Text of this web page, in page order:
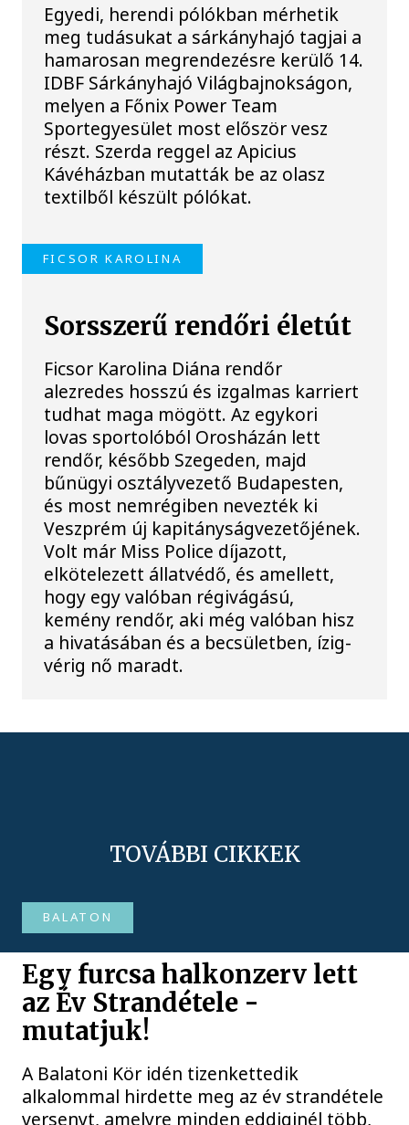
Egyedi, herendi pólókban mérhetik
meg tudásukat a sárkányhajó tagjai a
hamarosan megrendezésre kerülő 14.
IDBF Sárkányhajó Világbajnokságon,
melyen a Főnix Power Team
Sportegyesület most először vesz
részt. Szerda reggel az Apicius
Kávéházban mutatták be az olasz
textilből készült pólókat.
FICSOR KAROLINA
Sorsszerű rendőri életút
Ficsor Karolina Diána rendőr
alezredes hosszú és izgalmas karriert
tudhat maga mögött. Az egykori
lovas sportolóból Orosházán lett
rendőr, később Szegeden, majd
bűnügyi osztályvezető Budapesten,
és most nemrégiben nevezték ki
Veszprém új kapitányságvezetőjének.
Volt már Miss Police díjazott,
elkötelezett állatvédő, és amellett,
hogy egy valóban régivágású,
kemény rendőr, aki még valóban hisz
a hivatásában és a becsületben, ízig-
vérig nő maradt.
TOVÁBBI CIKKEK
BALATON
Egy furcsa halkonzerv lett
az Év Strandétele -
mutatjuk!
A Balatoni Kör idén tizenkettedik
alkalommal hirdette meg az év strandétele
versenyt, amelyre minden eddiginél több,